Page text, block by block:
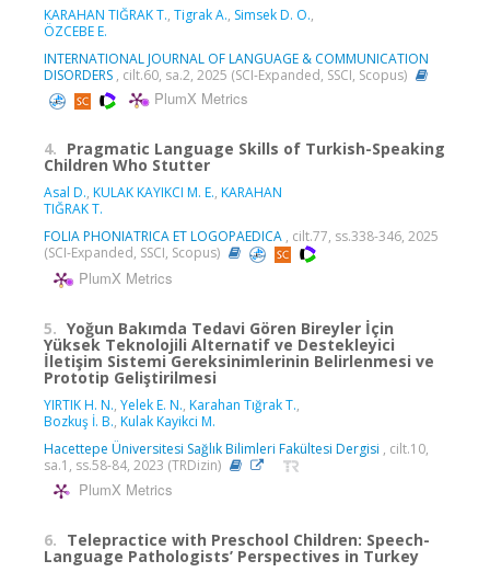
KARAHAN TIĞRAK T., Tigrak A., Simsek D. O.,
ÖZCEBE E.
INTERNATIONAL JOURNAL OF LANGUAGE & COMMUNICATION
DISORDERS , cilt.60, sa.2, 2025 (SCI-Expanded, SSCI, Scopus)
PlumX Metrics
4. Pragmatic Language Skills of Turkish-Speaking
Children Who Stutter
Asal D., KULAK KAYIKCI M. E., KARAHAN
TIĞRAK T.
FOLIA PHONIATRICA ET LOGOPAEDICA , cilt.77, ss.338-346, 2025
(SCI-Expanded, SSCI, Scopus)
PlumX Metrics
5. Yoğun Bakımda Tedavi Gören Bireyler İçin
Yüksek Teknolojili Alternatif ve Destekleyici
İletişim Sistemi Gereksinimlerinin Belirlenmesi ve
Prototip Geliştirilmesi
YIRTIK H. N., Yelek E. N., Karahan Tığrak T.,
Bozkuş İ. B., Kulak Kayikci M.
Hacettepe Üniversitesi Sağlık Bilimleri Fakültesi Dergisi , cilt.10,
sa.1, ss.58-84, 2023 (TRDizin)
PlumX Metrics
6. Telepractice with Preschool Children: Speech-
Language Pathologists’ Perspectives in Turkey